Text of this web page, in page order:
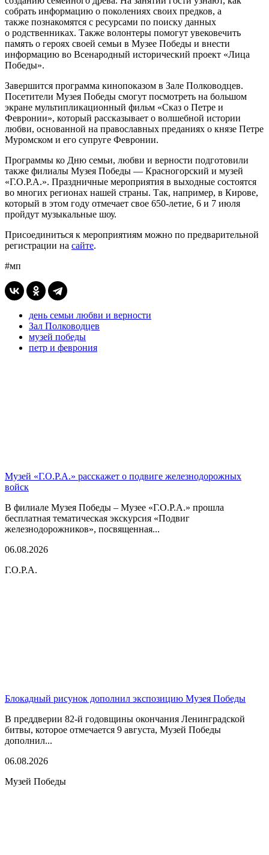
собрать информацию о поколениях своих предков, а
также познакомятся с ресурсами по поиску данных
о родственниках. Также волонтеры помогут увековечить
память о героях своей семьи в Музее Победы и внести
информацию во Всенародный исторический проект «Лица
Победы».
Завершится программа кинопоказом в Зале Полководцев.
Посетители Музея Победы смогут посмотреть на большом
экране мультипликационный фильм «Сказ о Петре и
Февронии», который рассказывает о волшебной истории
любви, основанной на православных преданиях о князе Петре
Муромском и его супруге Февронии.
Программы ко Дню семьи, любви и верности подготовили
также филиалы Музея Победы — Красногорский и музей
«Г.О.Р.А.». Праздничные мероприятия в выходные состоятся
во многих регионах нашей страны. Так, например, в Кирове,
который в этом году отмечает свое 650-летие, 6 и 7 июля
пройдут музыкальные шоу.
Присоединиться к мероприятиям можно по предварительной
регистрации на сайте.
#мп
день семьи любви и верности
Зал Полководцев
музей победы
петр и феврония
Музей «Г.О.Р.А.» расскажет о подвиге железнодорожных
войск
В филиале Музея Победы – Музее «Г.О.Р.А.» прошла
бесплатная тематическая экскурсия «Подвиг
железнодорожников», посвященная...
06.08.2026
Г.О.Р.А.
Блокадный рисунок дополнил экспозицию Музея Победы
В преддверии 82-й годовщины окончания Ленинградской
битвы, которое отмечается 9 августа, Музей Победы
дополнил...
06.08.2026
Музей Победы